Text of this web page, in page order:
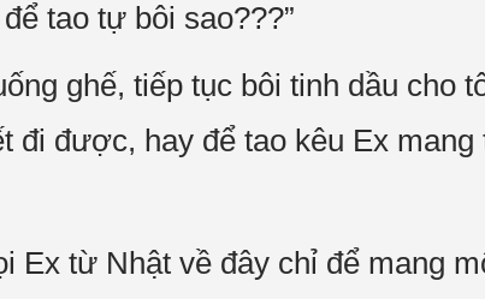
tao tự bôi sao???”
ghế, tiếp tục bôi tinh dầu cho
đi được, hay để tao kêu Ex mang
Ex từ Nhật về đây chỉ để mang